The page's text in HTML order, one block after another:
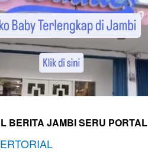
BERITA JAMBI SERU PORTAL